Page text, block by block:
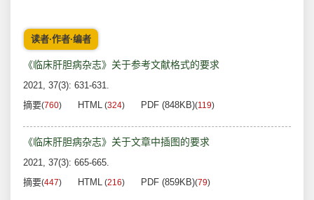
读者·作者·编者
《临床肝胆病杂志》关于参考文献格式的要求
2021, 37(3): 631-631.
摘要(760) HTML (324) PDF (848KB)(119)
《临床肝胆病杂志》关于文章中插图的要求
2021, 37(3): 665-665.
摘要(447) HTML (216) PDF (859KB)(79)